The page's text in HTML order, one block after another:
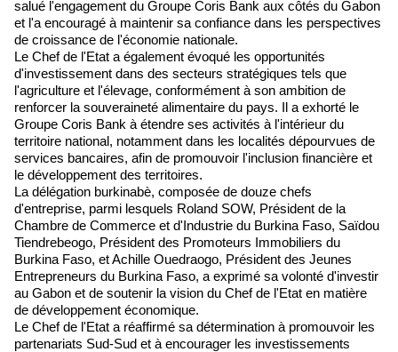
salué l'engagement du Groupe Coris Bank aux côtés du Gabon
et l'a encouragé à maintenir sa confiance dans les perspectives
de croissance de l'économie nationale.
Le Chef de l'Etat a également évoqué les opportunités
d'investissement dans des secteurs stratégiques tels que
l'agriculture et l'élevage, conformément à son ambition de
renforcer la souveraineté alimentaire du pays. Il a exhorté le
Groupe Coris Bank à étendre ses activités à l'intérieur du
territoire national, notamment dans les localités dépourvues de
services bancaires, afin de promouvoir l'inclusion financière et
le développement des territoires.
La délégation burkinabè, composée de douze chefs
d'entreprise, parmi lesquels Roland SOW, Président de la
Chambre de Commerce et d'Industrie du Burkina Faso, Saïdou
Tiendrebeogo, Président des Promoteurs Immobiliers du
Burkina Faso, et Achille Ouedraogo, Président des Jeunes
Entrepreneurs du Burkina Faso, a exprimé sa volonté d'investir
au Gabon et de soutenir la vision du Chef de l'Etat en matière
de développement économique.
Le Chef de l'Etat a réaffirmé sa détermination à promouvoir les
partenariats Sud-Sud et à encourager les investissements